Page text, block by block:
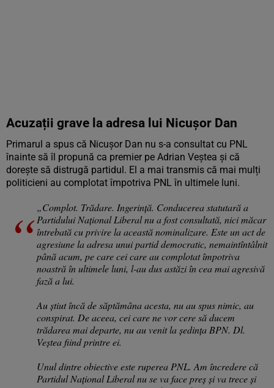
Acuzații grave la adresa lui Nicușor Dan
Primarul a spus că Nicușor Dan nu s-a consultat cu PNL
înainte să îl propună ca premier pe Adrian Veștea și că
dorește să distrugă partidul. El a mai transmis că mai mulți
politicieni au complotat împotriva PNL în ultimele luni.
„Complot. Trădare. Ingerință. Conducerea statutară a
Partidului Național Liberal nu a fost consultată, nici măcar
întrebată cu privire la această nominalizare. Este un act de
agresiune la adresa unui partid democratic, nemaintîntâlnit
până acum, pe care cei care au complotat împotriva
noastră în ultimele luni, l-au dus astăzi în cea mai agresivă
fază a lui.
Au știut încă de săptămâna acesta, nu au spus nimic, au
conspirat. De aceea, cei care ne vor cere să ducem
trădarea mai departe, nu au venit la ședința BPN. Dl.
Veștea fiind printre ei.
Unul dintre obiective este ruperea PNL. Am încredere că
Partidul Național Liberal nu se va face preș și va trece și